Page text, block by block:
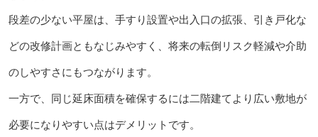
段差の少ない平屋は、手すり設置や出入口の拡張、引き戸化な
どの改修計画ともなじみやすく、将来の転倒リスク軽減や介助
のしやすさにもつながります。
一方で、同じ延床面積を確保するには二階建てより広い敷地が
必要になりやすい点はデメリットです。